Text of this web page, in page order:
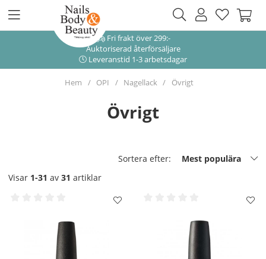
Fri frakt över 299:-
Auktoriserad återförsäljare
Leveranstid 1-3 arbetsdagar
Hem OPI Nagellack Övrigt
Övrigt
Sortera efter:
Mest populära
Visar 1-31 av 31 artiklar